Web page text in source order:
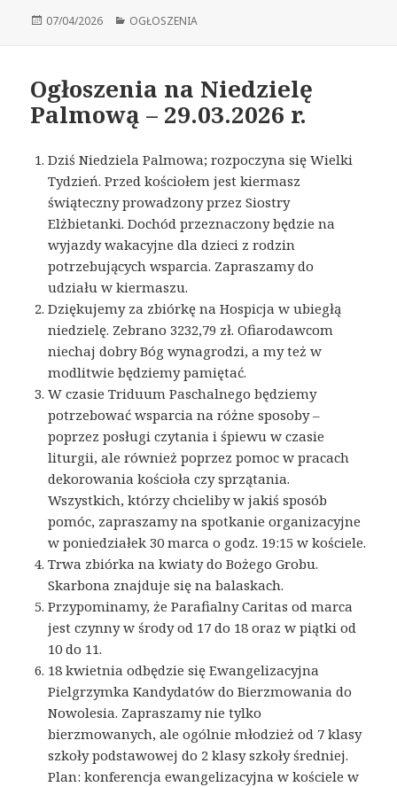
Opublikowano
07/04/2026 Kategorie
OGŁOSZENIA
Ogłoszenia na Niedzielę
Palmową – 29.03.2026 r.
Dziś Niedziela Palmowa; rozpoczyna się Wielki
Tydzień. Przed kościołem jest kiermasz
świąteczny prowadzony przez Siostry
Elżbietanki. Dochód przeznaczony będzie na
wyjazdy wakacyjne dla dzieci z rodzin
potrzebujących wsparcia. Zapraszamy do
udziału w kiermaszu.
Dziękujemy za zbiórkę na Hospicja w ubiegłą
niedzielę. Zebrano 3232,79 zł. Ofiarodawcom
niechaj dobry Bóg wynagrodzi, a my też w
modlitwie będziemy pamiętać.
W czasie Triduum Paschalnego będziemy
potrzebować wsparcia na różne sposoby –
poprzez posługi czytania i śpiewu w czasie
liturgii, ale również poprzez pomoc w pracach
dekorowania kościoła czy sprzątania.
Wszystkich, którzy chcieliby w jakiś sposób
pomóc, zapraszamy na spotkanie organizacyjne
w poniedziałek 30 marca o godz. 19:15 w kościele.
Trwa zbiórka na kwiaty do Bożego Grobu.
Skarbona znajduje się na balaskach.
Przypominamy, że Parafialny Caritas od marca
jest czynny w środy od 17 do 18 oraz w piątki od
10 do 11.
18 kwietnia odbędzie się Ewangelizacyjna
Pielgrzymka Kandydatów do Bierzmowania do
Nowolesia. Zapraszamy nie tylko
bierzmowanych, ale ogólnie młodzież od 7 klasy
szkoły podstawowej do 2 klasy szkoły średniej.
Plan: konferencja ewangelizacyjna w kościele w